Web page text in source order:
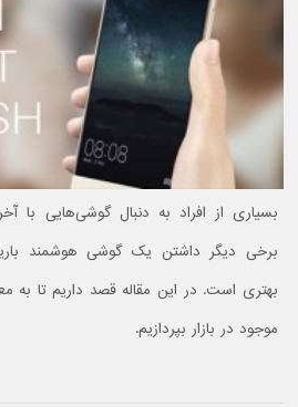
بسیاری از افراد به دنبال گوشی‌هایی با
برخی دیگر داشتن یک گوشی هوشمند
موجود در بازار بپردازیم.